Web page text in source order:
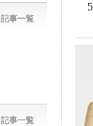
記事一覧
記事一覧